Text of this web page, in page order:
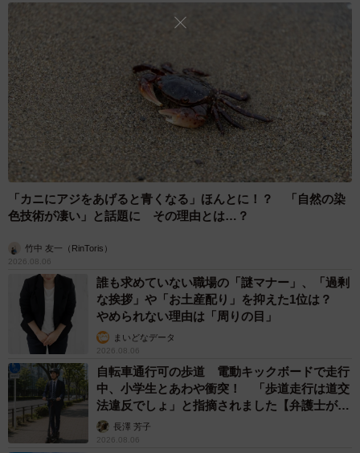
5/11
この出来事について作者は、「オージーの強火おばちゃ
ん、推せる要素しかない」とコメントするのでした。
読者からは「ヤバい人はどの国でもいるんですね…日本と
の違いはそういうヤツらを撃退できる人達が多いってこと
かな」といった共感の声が広がっています。
そんな同作について、作者のサマ子さんに話を聞きまし
た。
正義感が強く、行動力がすごい人が多いのだと思
「カニにアジをあげると青くなる」ほんとに！？ 「自然の染
色技術が凄い」と話題に その理由とは…？
竹中 友一（RinToris）
2026.08.06
誰も求めていない職場の「謎マナー」、「過剰
な挨拶」や「お土産配り」を抑えた1位は？
やめられない理由は「周りの目」
まいどなデータ
2026.08.06
自転車通行可の歩道 電動キックボードで走行
中、小学生とあわや衝突！ 「歩道走行は道交
法違反でしょ」と指摘されました【弁護士が解
説】長澤 芳子
2026.08.06